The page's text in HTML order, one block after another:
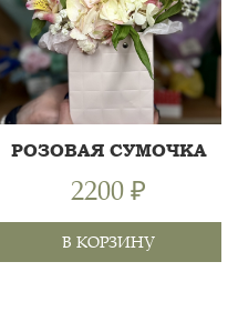
ГВОЗДИКА ЦВЕТНАЯ,
ГОРТЕНЗИЯ,
РОЗОВАЯ СУМОЧКА
2200 ₽
В КОРЗИНУ